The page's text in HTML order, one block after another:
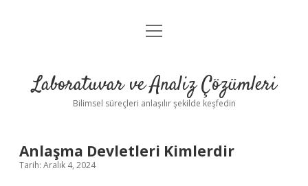
Anasayfa
Yasal Uyarı
menüyü
Laboratuvar ve Analiz Çözümleri
Bilimsel süreçleri anlaşılır şekilde keşfedin
Anlaşma Devletleri Kimlerdir
Tarih: Aralık 4, 2024